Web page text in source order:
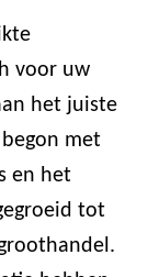
voor uw
het juiste
met
en het
tot